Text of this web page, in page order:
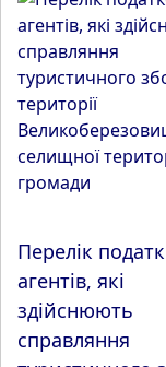
Перелік
агентів, які
здійснюють
справляння